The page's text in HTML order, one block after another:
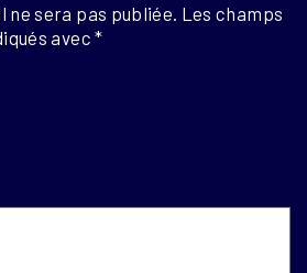
sera pas publiée. Les champs
avec*